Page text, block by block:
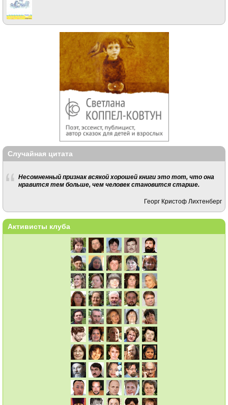
Случайная цитата
Несомненный признак всякой хорошей книги это тот, что она
нравится тем больше, чем человек становится старше.
Георг Кристоф Лихтенберг
Активисты клуба